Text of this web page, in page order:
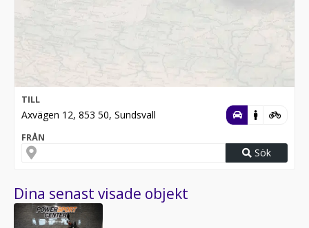
TILL
Axvägen 12, 853 50, Sundsvall
FRÅN
Sök
Dina senast visade objekt